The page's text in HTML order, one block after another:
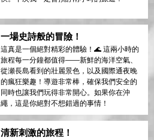
一場史詩般的冒險！
這真是一個絕對精彩的體驗！🌊 這兩小時的
旅程每一分鐘都值得——新鮮的海洋空氣、
從瀬長島看到的壯麗景色，以及國際通夜晚
的瘋狂樂趣！導遊非常棒，確保我們安全的
同時也讓我們玩得非常開心。如果你在沖
繩，這是你絕對不想錯過的事情！
清新刺激的旅程！